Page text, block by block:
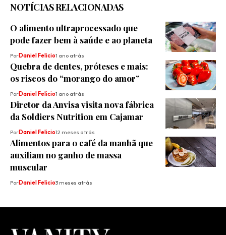
NOTÍCIAS RELACIONADAS
O alimento ultraprocessado que
pode fazer bem à saúde e ao planeta
PorDaniel Felicio1 ano atrás
Quebra de dentes, próteses e mais:
os riscos do “morango do amor”
PorDaniel Felicio1 ano atrás
Diretor da Anvisa visita nova fábrica
da Soldiers Nutrition em Cajamar
PorDaniel Felicio12 meses atrás
Alimentos para o café da manhã que
auxiliam no ganho de massa
muscular
PorDaniel Felicio3 meses atrás